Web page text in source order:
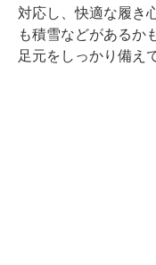
対応し、快適な履き
も積雪などがあるか
足元をしっかり備え